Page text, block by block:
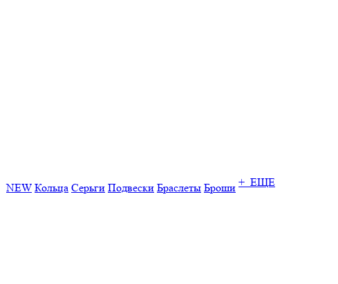
NEW Кольца Серьги Подвески Браслеты Броши + ЕЩЕ